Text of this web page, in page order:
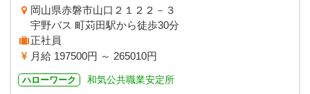
岡山県赤磐市山口２１２２－３
宇野バス 町苅田駅から徒歩30分
正社員
月給 197500円 ～ 265010円
ハローワーク 和気公共職業安定所